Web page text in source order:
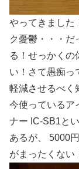
やってきました
ク憂鬱・・・だ
る！せっかくの
い！さて愚痴っ
軽減させるべく
今使っているア
ナー IC-SB1と
あるが、 5000
がまったくない